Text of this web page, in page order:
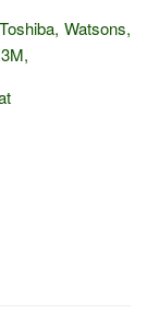
Watsons,